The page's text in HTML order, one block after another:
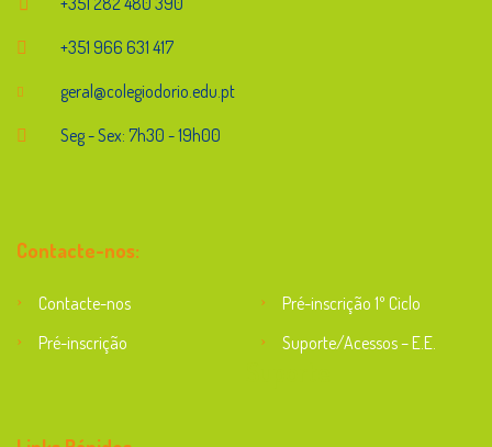
+351 966 631 417
geral@colegiodorio.edu.pt
Seg - Sex: 7h30 - 19h00
Contacte-nos:
Contacte-nos
Pré-inscrição 1º Ciclo
Pré-inscrição
Suporte/Acessos – E.E.